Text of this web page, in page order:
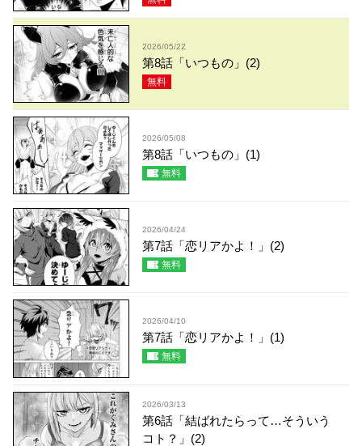
2026/05/22
第8話「いつもの」(2)
無料
2026/05/08
第8話「いつもの」(1)
無料
2026/04/24
第7話「恋リアかよ！」(2)
無料
2026/04/10
第7話「恋リアかよ！」(1)
無料
2026/03/13
第6話「結ばれたらって…そういう
コト？」(2)